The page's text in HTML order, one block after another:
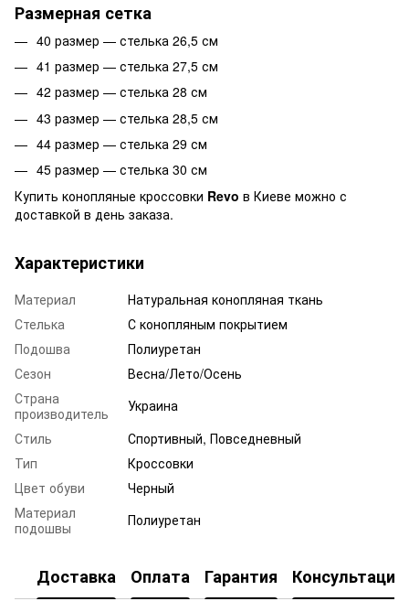
Размерная сетка
40 размер — стелька 26,5 см
41 размер — стелька 27,5 см
42 размер — стелька 28 см
43 размер — стелька 28,5 см
44 размер — стелька 29 см
45 размер — стелька 30 см
Купить конопляные кроссовки Revo в Киеве можно с
доставкой в день заказа.
Характеристики
Материал
Натуральная конопляная ткань
Стелька
С конопляным покрытием
Подошва
Полиуретан
Сезон
Весна/Лето/Осень
Страна
производитель
Украина
Стиль
Спортивный, Повседневный
Тип
Кроссовки
Цвет обуви
Черный
Материал
подошвы
Полиуретан
Доставка Оплата Гарантия Консультация